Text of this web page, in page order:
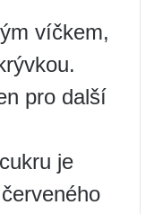
víčkem,
pro další
je